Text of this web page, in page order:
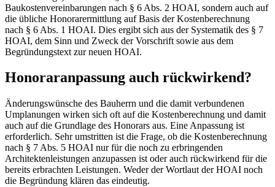
Baukostenvereinbarungen nach § 6 Abs. 2 HOAI, sondern auch auf
die übliche Honorarermittlung auf Basis der Kostenberechnung
nach § 6 Abs. 1 HOAI. Dies ergibt sich aus der Systematik des § 7
HOAI, dem Sinn und Zweck der Vorschrift sowie aus dem
Begründungstext zur neuen HOAI.
Honoraranpassung auch rückwirkend?
Änderungswünsche des Bauherrn und die damit verbundenen
Umplanungen wirken sich oft auf die Kostenberechnung und damit
auch auf die Grundlage des Honorars aus. Eine Anpassung ist
erforderlich. Sehr umstritten ist die Frage, ob die Kostenberechnung
nach § 7 Abs. 5 HOAI nur für die noch zu erbringenden
Architektenleistungen anzupassen ist oder auch rückwirkend für die
bereits erbrachten Leistungen. Weder der Wortlaut der HOAI noch
die Begründung klären das eindeutig.